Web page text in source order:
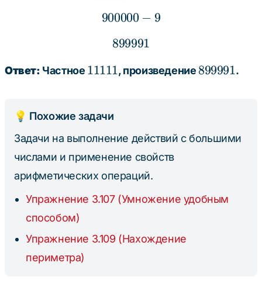
900000 - 9
900000 − 9
899991
899991
Ответ: Частное 11111
11111, произведение 899991
899991.
💡 Похожие задачи
Задачи на выполнение действий с большими
числами и применение свойств
арифметических операций.
Упражнение 3.107 (Умножение удобным
способом)
Упражнение 3.109 (Нахождение
периметра)